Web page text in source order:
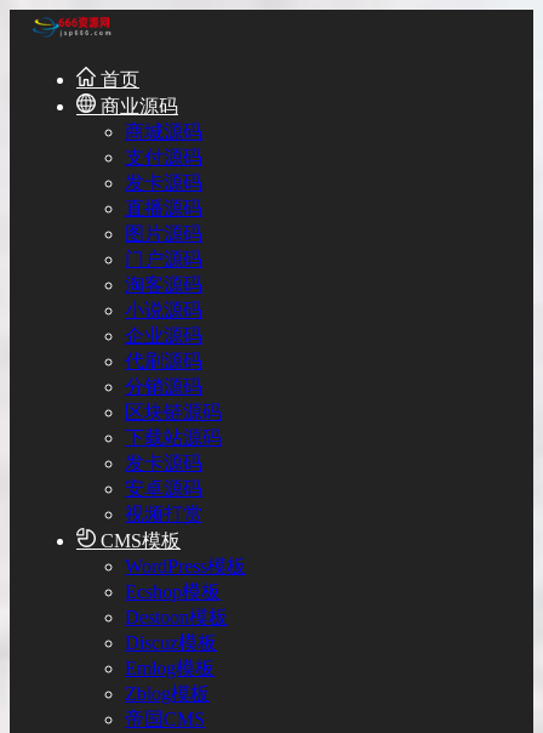
首页
商业源码
商城源码
支付源码
发卡源码
直播源码
图片源码
门户源码
淘客源码
小说源码
企业源码
代刷源码
分销源码
区块链源码
下载站源码
发卡源码
安卓源码
视频打赏
CMS模板
WordPress模板
Ecshop模板
Destoon模板
Discuz模板
Emlog模板
Zblog模板
帝国CMS